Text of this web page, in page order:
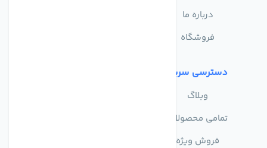
درباره ما
فروشگاه
دسترسی سریع
وبلاگ
تمامی محصولات
فروش ویژه